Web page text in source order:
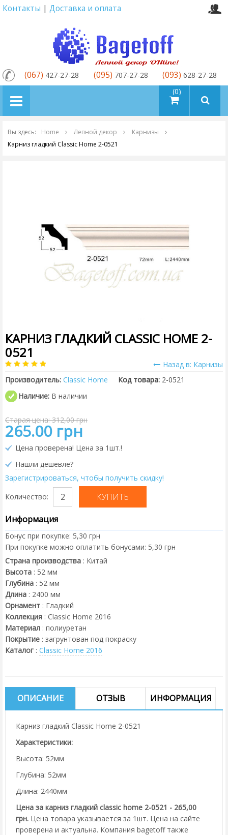
Контакты | Доставка и оплата
товаров (0)
(067) 427-27-28 (095) 707-27-28 (093) 628-27-28
Вы здесь: Home Лепной декор
Карнизы
Карниз гладкий Classic Home 2-0521
КАРНИЗ ГЛАДКИЙ CLASSIC HOME 2-
0521
Назад в: Карнизы
Производитель: Classic Home Код товара: 2-0521
Наличие: В наличии
Старая цена: 312,00 грн
265.00 грн
Цена проверена! Цена за 1шт.!
Нашли дешевле?
Зарегистрироваться, чтобы получить скидку!
Количество:
Информация
Бонус при покупке: 5,30 грн
При покупке можно оплатить бонусами: 5,30 грн
Страна производства : Китай
Высота : 52 мм
Глубина : 52 мм
Длина : 2400 мм
Орнамент : Гладкий
Коллекция : Classic Home 2016
Материал : полиуретан
Покрытие : загрунтован под покраску
Каталог : Classic Home 2016
ОПИСАНИЕ ОТЗЫВ ИНФОРМАЦИЯ
Карниз гладкий Classic Home 2-0521
Характеристики:
Высота: 52мм
Глубина: 52мм
Длина: 2440мм
Цена за карниз гладкий classic home 2-0521 - 265,00
грн. Цена товара указывается за 1шт. Цена на сайте
проверена и актуальна. Компания bagetoff также